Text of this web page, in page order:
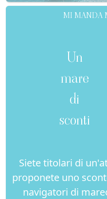
MI MANDA
Un
mare
di
sconti
Siete titolari di
proponete uno
navigatori di